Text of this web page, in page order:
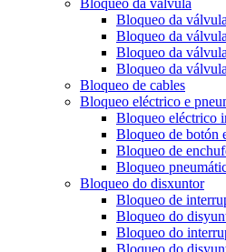
Bloqueo da válvula
Bloqueo da
Bloqueo da
Bloqueo da
Bloqueo da
Bloqueo de cables
Bloqueo eléctrico e
Bloqueo eléctrico
Bloqueo de botón
Bloqueo de
Bloqueo
Bloqueo do disxuntor
Bloqueo de
Bloqueo do
Bloqueo do
Bloqueo do